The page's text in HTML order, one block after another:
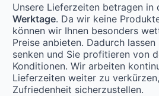
Unsere Lieferzeiten betragen in
Werktage. Da wir keine
können wir Ihnen besonders
Preise anbieten. Dadurch
senken und Sie profitieren von
Konditionen. Wir arbeiten
Lieferzeiten weiter zu
Zufriedenheit sicherzustellen.